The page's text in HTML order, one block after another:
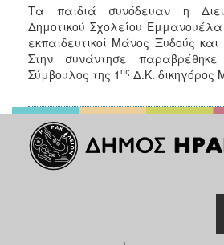
Τα παιδιά συνόδευαν η
Δημοτικού Σχολείου Εμμανουέλα
εκπαιδευτικοί Μάνος Ξυδούς
Στην συνάντησε
Σύμβουλος της 1 ης Δ.Κ. δικηγόρος